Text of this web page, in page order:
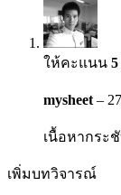
ให้คะแนน 5
mysheet –
เนื้อหากระ
เพิ่มบทวิจารณ์